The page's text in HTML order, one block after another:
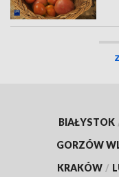
BIAŁYSTOK
GORZÓW
KRAKÓW /